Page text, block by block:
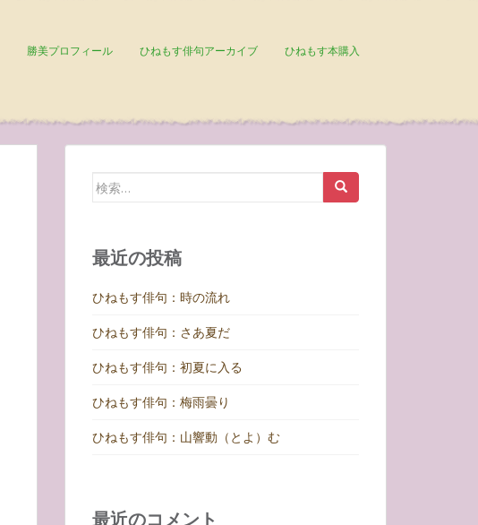
勝美プロフィール ひねもす俳句アーカイブ ひねもす本購入
検
最近の投稿
ひねもす俳句：時の流れ
ひねもす俳句：さあ夏だ
ひねもす俳句：初夏に入る
ひねもす俳句：梅雨曇り
ひねもす俳句：山響動（とよ）む
最近のコメント